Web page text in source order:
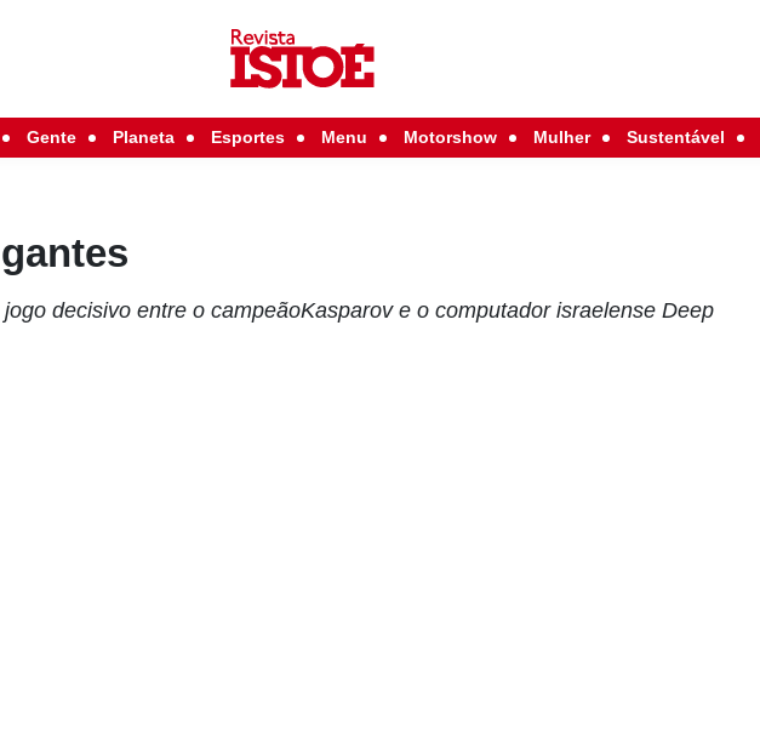
Gente Planeta Esportes Menu Motorshow Mulher Sustentável
decisivo entre o campeãoKasparov e o computador israelense Deep